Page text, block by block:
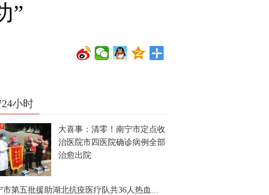
”
小时
大喜事：清零！南宁市定点收
治医院市四医院确诊病例全部
治愈出院
市第五批援助湖北抗疫医疗队共36人热血...